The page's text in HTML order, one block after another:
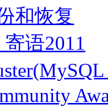
和恢复
语2011